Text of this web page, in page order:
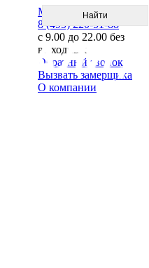
Меню
8 (495) 220-51-88
с 9.00 до 22.00 без
выходных
Обратный звонок
Вызвать замерщика
О компании